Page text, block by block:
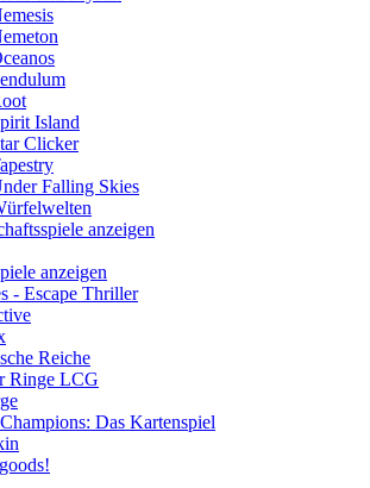
Island
Clicker
Falling Skies
anzeigen
anzeigen
- Escape Thriller
Reiche
Ringe LCG
Das Kartenspiel